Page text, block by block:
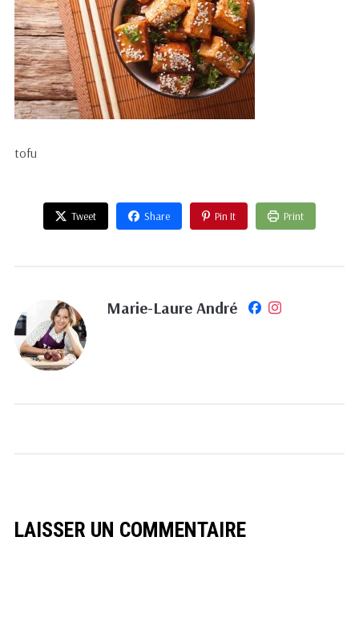
tofu
Tweet Share Pin It Print
Marie-Laure André
LAISSER UN COMMENTAIRE